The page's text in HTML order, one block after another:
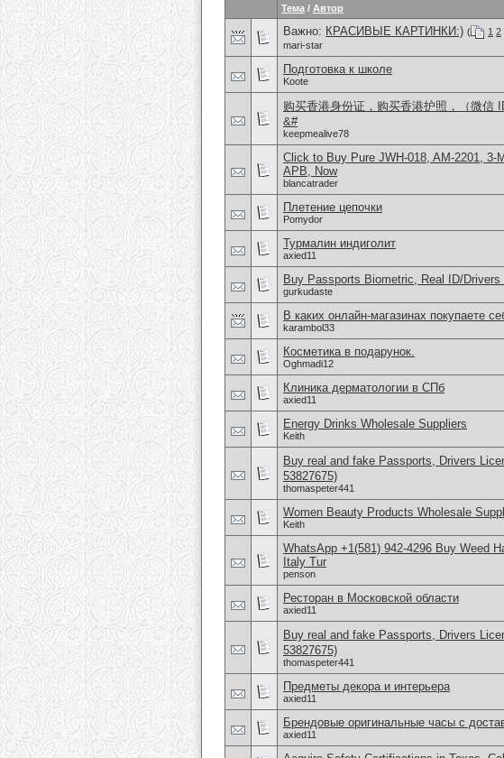
Тема / Автор
Важно: КРАСИВЫЕ КАРТИНКИ:) ( 1 2
mari-star
Подготовка к школе
Koote
购买香港身份证，购买香港护照，（微信
&#
keepmealive78
Click to Buy Pure JWH-018, AM-2201,
APB, Now
blancatrader
Плетение цепочки
Pomydor
Турмалин индиголит
axied11
Buy Passports Biometric, Real ID/
gurkudaste
В каких онлайн-магазинах покупаете
karambol33
Косметика в подарунок.
Oghmadi12
Клиника дерматологии в СПб
axied11
Energy Drinks Wholesale Suppliers
Keith
Buy real and fake Passports, Drivers
53827675)
thomaspeter441
Women Beauty Products Wholesale
Keith
WhatsApp +1(581) 942-4296 Buy Weed
Italy Tur
penson
Ресторан в Московской области
axied11
Buy real and fake Passports, Drivers
53827675)
thomaspeter441
Предметы декора и интерьера
axied11
Брендовые оригинальные часы с
axied11